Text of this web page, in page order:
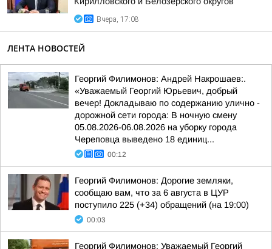
Вчера, 17:08
ЛЕНТА НОВОСТЕЙ
Георгий Филимонов: Андрей Накрошаев:.
«Уважаемый Георгий Юрьевич, добрый
вечер! Докладываю по содержанию улично -
дорожной сети города: В ночную смену
05.08.2026-06.08.2026 на уборку города
Череповца выведено 18 единиц...
00:12
Георгий Филимонов: Дорогие земляки,
сообщаю вам, что за 6 августа в ЦУР
поступило 225 (+34) обращений (на 19:00)
00:03
Георгий Филимонов: Уважаемый Георгий